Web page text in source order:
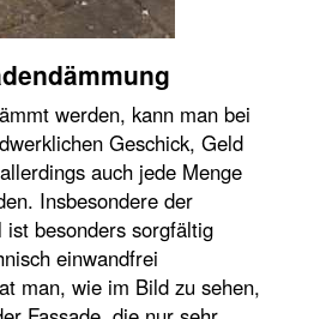
werden, kann man bei
Geschick, Geld
auch jede Menge
Insbesondere der
ist besonders sorgfältig
einwandfrei
man, wie im Bild zu sehen,